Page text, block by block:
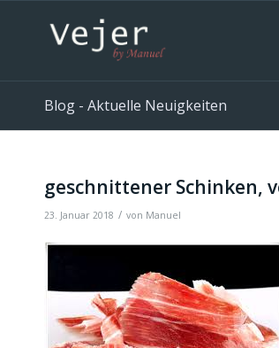
Blog - Aktuelle Neuigkeiten
geschnittener Schinken,
23. Januar 2018 / von Manuel